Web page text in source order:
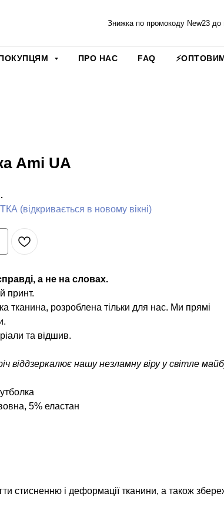
Знижка по промокоду New23 до
ПРО НАС FAQ
Ami UA
(відкривається в новому вікні)
а не на словах.
принт.
тканина, розроблена тільки для нас. Ми прямі
та відшив.
віддзеркалює нашу незламну віру у світле
5% еластан
стисненню і деформації тканини, а також